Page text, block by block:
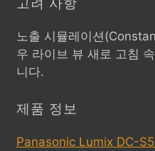
노출 시뮬레이션
우 라이브 뷰 새로 고침
니다.
제품 정보
Panasonic Lumix DC-